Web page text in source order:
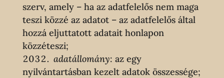
szerv, amely – ha az adatfelelős nem maga
teszi közzé az adatot – az adatfelelős által
hozzá eljuttatott adatait honlapon
közzéteszi;
adatállomány: az egy
nyilvántartásban kezelt adatok összessége;